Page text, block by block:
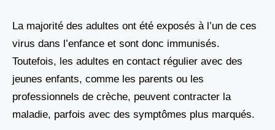
La majorité des adultes ont été exposés à l’un de ces
virus dans l’enfance et sont donc immunisés.
Toutefois, les adultes en contact régulier avec des
jeunes enfants, comme les parents ou les
professionnels de crèche, peuvent contracter la
maladie, parfois avec des symptômes plus marqués.